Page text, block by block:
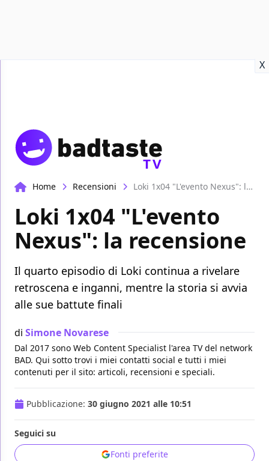
X
TV
Home Recensioni Loki 1x04 "L'evento Nexus": la recensione
Loki 1x04 "L'evento
Nexus": la recensione
Il quarto episodio di Loki continua a rivelare
retroscena e inganni, mentre la storia si avvia
alle sue battute finali
di Simone Novarese
Dal 2017 sono Web Content Specialist l'area TV del network
BAD. Qui sotto trovi i miei contatti social e tutti i miei
contenuti per il sito: articoli, recensioni e speciali.
Pubblicazione: 30 giugno 2021 alle 10:51
Seguici su
Fonti preferite